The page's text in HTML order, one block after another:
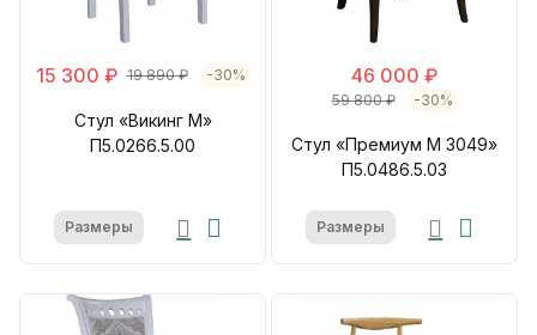
15 300 ₽ 19 890 ₽ -30%
Стул «Викинг М»
П5.0266.5.00
Размеры
46 000 ₽
59 800 ₽ -30%
Стул «Премиум М 3049»
П5.0486.5.03
Размеры